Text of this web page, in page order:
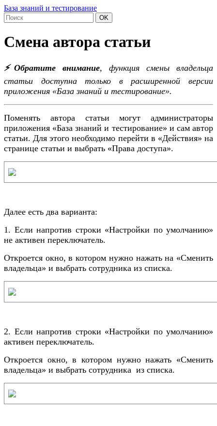
База знаний и тестирование
OK
Смена автора статьи
⚡️Обратите внимание, функция смены владельца
статьи доступна только в расширенной версии
приложения «База знаний и тестирование».
Поменять автора статьи могут администраторы
приложения «База знаний и тестирование» и сам автор
статьи. Для этого необходимо перейти в «Действия» на
странице статьи и выбрать «Права доступа».
Далее есть два варианта:
1. Если напротив строки «Настройки по умолчанию»
не активен переключатель.
Откроется окно, в котором нужно нажать на «Сменить
владельца» и выбрать сотрудника из списка.
2. Если напротив строки «Настройки по умолчанию»
активен переключатель.
Откроется окно, в котором нужно нажать «Сменить
владельца» и выбрать сотрудника из списка.